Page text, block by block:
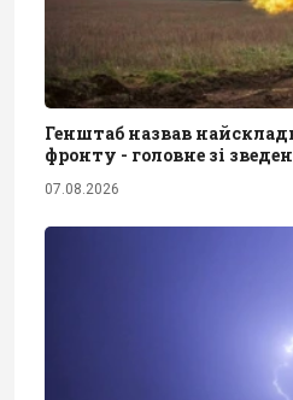
Генштаб назвав
фронту - головне зі
07.08.2026